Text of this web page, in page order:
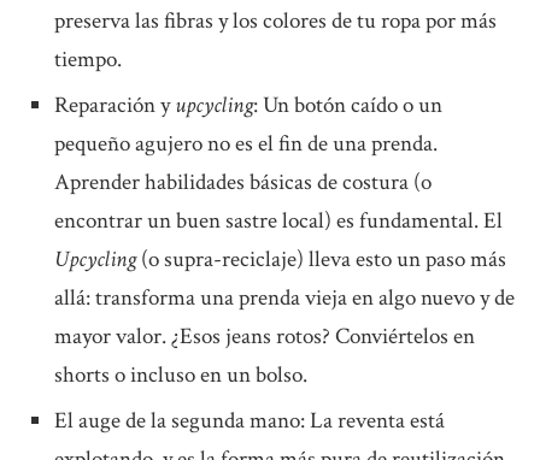
preserva las fibras y los colores de tu ropa por más
tiempo.
Reparación yupcycling: Un botón caído o un
pequeño agujero no es el fin de una prenda.
Aprender habilidades básicas de costura (o
encontrar un buen sastre local) es fundamental. El
Upcycling(o supra-reciclaje) lleva esto un paso más
allá: transforma una prenda vieja en algo nuevo y de
mayor valor. ¿Esos jeans rotos? Conviértelos en
shorts o incluso en un bolso.
El auge de la segunda mano: La reventa está